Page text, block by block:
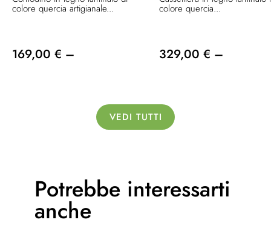
colore quercia artigianale...
169,00 € –
colore quercia...
329,00 € –
VEDI TUTTI
Potrebbe interessarti
anche